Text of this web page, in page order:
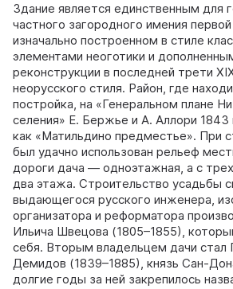
Здание является единственным для
частного загородного имения
изначально построенном в стиле
элементами неоготики и
реконструкции в последней трети
неорусского стиля. Район, где
постройка, на «Генеральном плане
селения» Е. Бержье и А. Аллори 1843
как «Матильдино предместье». При
был удачно использован рельеф
дороги дача — одноэтажная, а с
два этажа. Строительство усадьбы
выдающегося русского инженера,
организатора и реформатора
Ильича Швецова (1805–1855),
себя. Вторым владельцем дачи стал
Демидов (1839–1885), князь Сан-
долгие годы за ней закрепилось